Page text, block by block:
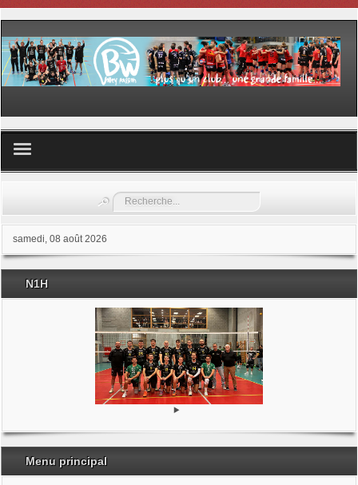
Les samedis du sport
Les stages
Documents
Rechercher
samedi, 08 août 2026
N1H
Menu principal